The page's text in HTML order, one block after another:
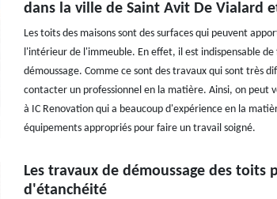
dans la ville de Saint Avit De Vialard
Les toits des maisons sont des surfaces qui peuvent
l'intérieur de l'immeuble. En effet, il est indispensable de
démoussage. Comme ce sont des travaux qui sont très
contacter un professionnel en la matière. Ainsi, on peut
à IC Renovation qui a beaucoup d'expérience en la
équipements appropriés pour faire un travail soigné.
Les travaux de démoussage des toits
d'étanchéité